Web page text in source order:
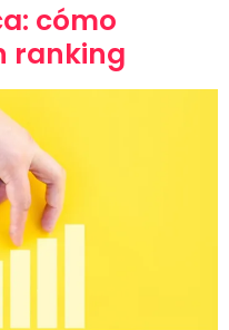
cómo
ranking